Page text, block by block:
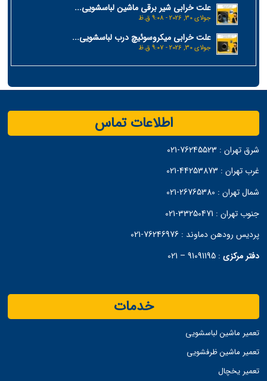
علت خرابی شیر برقی ماشین لباسشویی...
جولای 30, 2026 - 9:08 ق.ظ
علت خرابی میکروسوئیچ درب لباسشویی...
جولای 30, 2026 - 9:07 ق.ظ
اطلاعات تماس
شرق تهران : 76245523-021
غرب تهران : 44253873-021
شمال تهران :
جنوب تهران : 33250471-021
پردیس رودهن دماوند :76246976-021
دفتر مرکزی :
91091195 – 021
خدمات
تعمیر ماشین لباسشویی
تعمیر ماشین ظرفشویی
تعمیر یخچال